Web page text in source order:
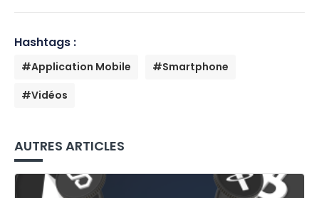
Hashtags :
#Application Mobile
#Smartphone
#Vidéos
AUTRES ARTICLES